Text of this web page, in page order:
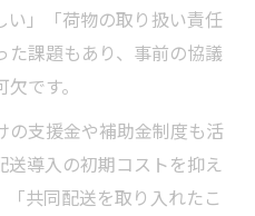
い」「荷物の取り扱い責任
課題もあり、事前の協議
です。
の支援金や補助金制度も活
導入の初期コストを抑え
共同配送を取り入れたこ